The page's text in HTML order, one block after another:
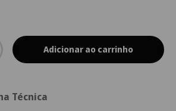
Adicionar ao carrinho
Técnica